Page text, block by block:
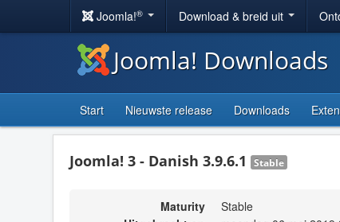
Joomla!® Download & breid uit
Joomla! Downloads
Start Nieuwste release Downloads
Joomla! 3 - Danish 3.9.6.1 Stable
Maturity
Stable